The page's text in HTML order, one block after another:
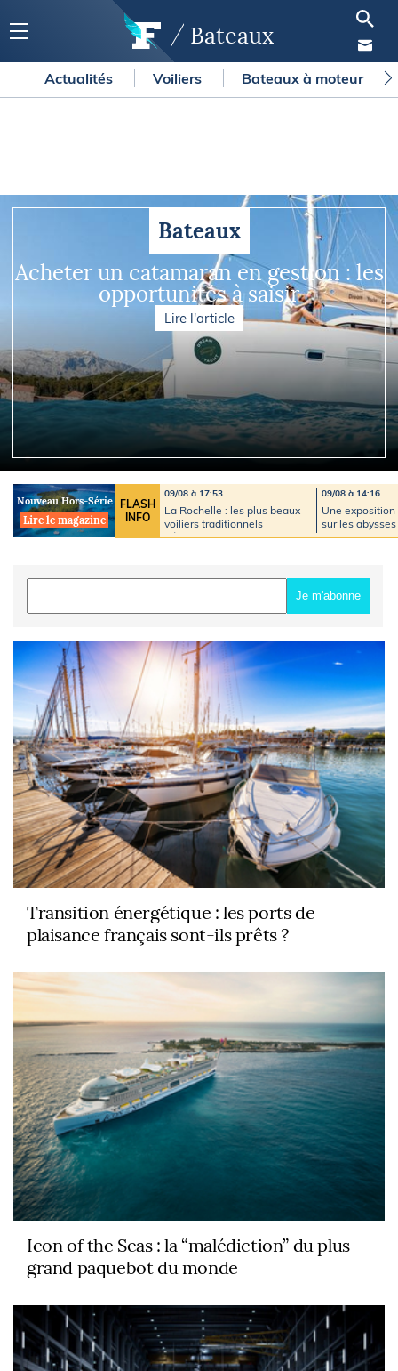
Bateaux
Actualités Voiliers Bateaux à moteur
Bateaux
Acheter un catamaran en gestion : les
opportunités à saisir
Lire l'article
Nouveau Hors-Série
Lire le magazine
FLASH
INFO
09/08 à 17:53
La Rochelle : les plus beaux
voiliers traditionnels
défileront dans le Vieux-Port
09/08 à 14:16
Une
sur les
janvier 2027
Je m'abonne
Transition énergétique : les ports de
plaisance français sont-ils prêts ?
Icon of the Seas : la “malédiction” du plus
grand paquebot du monde